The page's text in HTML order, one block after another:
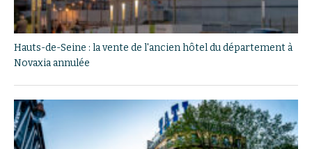
Hauts-de-Seine : la vente de l'ancien hôtel du département à
Novaxia annulée